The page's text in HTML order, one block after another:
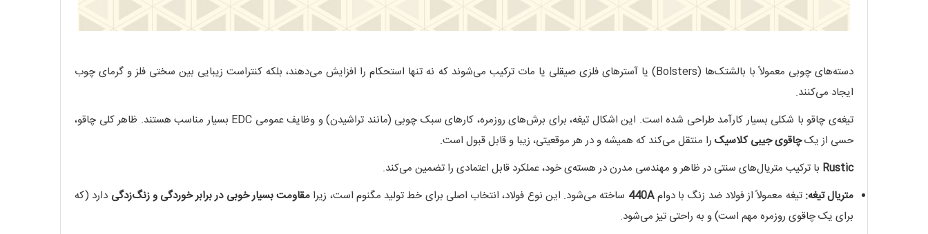
دسته‌های چوبی معمولاً با بالشتک‌ها (Bolsters) یا آسترهای فلزی صیقلی یا مات ترکیب می‌شوند که نه تنها استحکام را افزایش می‌دهند، بلکه کنتراست زیبایی بین سختی فلز و گرمای چوب
ایجاد می‌کنند.
تیغه‌ی چاقو با شکلی بسیار کارآمد طراحی شده است. این اشکال تیغه، برای برش‌های روزمره، کارهای سبک چوبی (مانند تراشیدن) و وظایف عمومی EDC بسیار مناسب هستند. ظاهر کلی چاقو،
حسی از یکچاقوی جیبی کلاسیک را منتقل می‌کند که همیشه و در هر موقعیتی، زیبا و قابل قبول است.
Rustic با ترکیب متریال‌های سنتی در ظاهر و مهندسی مدرن در هسته‌ی خود، عملکرد قابل اعتمادی را تضمین می‌کند.
متریال تیغه: تیغه معمولاً از فولاد ضد زنگ با دوام440A ساخته می‌شود. این نوع فولاد، انتخاب اصلی برای خط تولید مگنوم است، زیرا مقاومت بسیار خوبی در برابر خوردگی و زنگ‌زدگی دارد (که
برای یک چاقوی روزمره مهم است) و به راحتی تیز می‌شود.